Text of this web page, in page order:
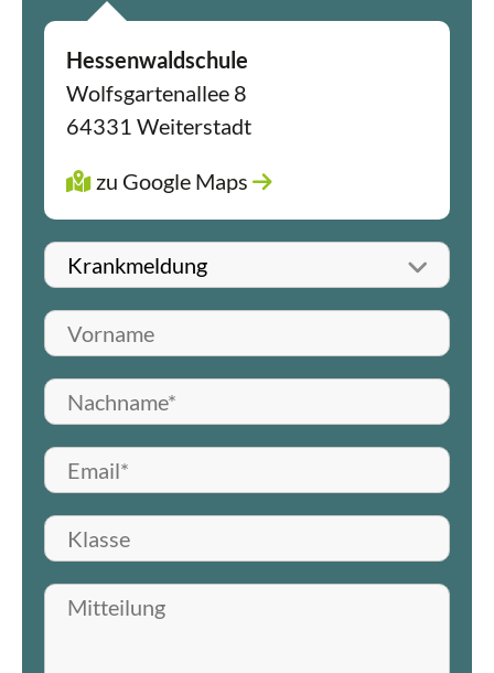
Hessenwaldschule
Wolfsgartenallee 8
64331 Weiterstadt
zu Google Maps
Betreff wählen
Vorname
Nachname*
E-Mail*
Klasse
Mitteilung hinterlassen